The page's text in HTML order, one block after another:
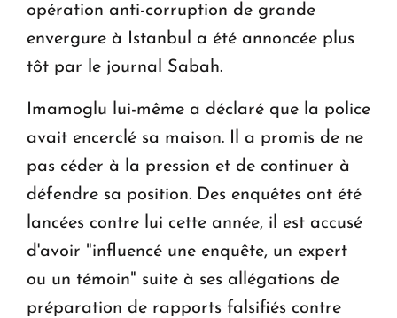
opération anti-corruption de grande
envergure à Istanbul a été annoncée plus
tôt par le journal Sabah.
Imamoglu lui-même a déclaré que la police
avait encerclé sa maison. Il a promis de ne
pas céder à la pression et de continuer à
défendre sa position. Des enquêtes ont été
lancées contre lui cette année, il est accusé
d'avoir "influencé une enquête, un expert
ou un témoin" suite à ses allégations de
préparation de rapports falsifiés contre